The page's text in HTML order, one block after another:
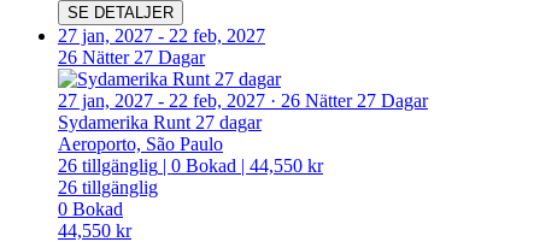
SE DETALJER
27 jan, 2027 - 22 feb, 2027
26 Nätter 27 Dagar
27 jan, 2027 - 22 feb, 2027 · 26 Nätter 27 Dagar
Sydamerika Runt 27 dagar
Aeroporto, São Paulo
26 tillgänglig | 0 Bokad | 44,550 kr
26 tillgänglig
0 Bokad
44,550 kr